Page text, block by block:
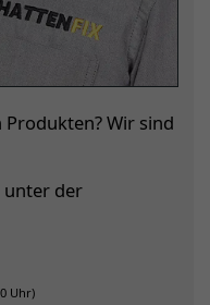
Produkten? Wir sind
unter der
Uhr)